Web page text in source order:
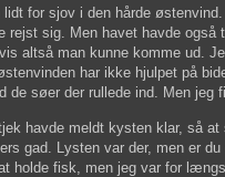
for sjov i den hårde
rejst sig. Men havet havde også
altså man kunne komme ud.
har ikke hjulpet på
de søer der rullede ind. Men jeg
havde meldt kysten klar, så
gad. Lysten var der, men er
holde fisk, men jeg var for